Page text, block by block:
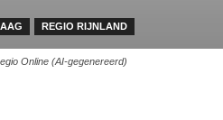
REGIO RIJNLAND
Online (AI-gegenereerd)